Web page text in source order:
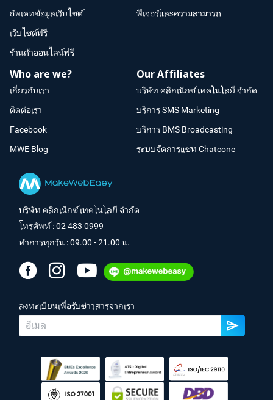
อัพเดทข้อมูลเว็บไซต์
เว็บไซต์ฟรี
ร้านค้าออนไลน์ฟรี
ฟีเจอร์และความสามารถ
Who are we?
เกี่ยวกับเรา
ติดต่อเรา
Facebook
MWE Blog
Our Affiliates
บริษัท คลิกเน็กซ์ เทคโนโลยี จำกัด
บริการ SMS Marketing
บริการ BMS Broadcasting
ระบบจัดการแชท Chatcone
บริษัท คลิกเน็กซ์ เทคโนโลยี จำกัด
โทรศัพท์ :02 483 0999
ทำการทุกวัน : 09.00 - 21.00 น.
ลงทะเบียนเพื่อรับข่าวสารจากเรา